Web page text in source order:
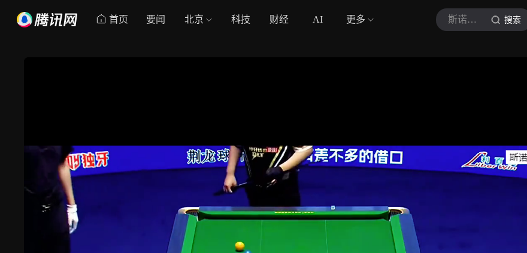
首页 要闻 北京 科技 财经 AI 更多 斯诺克天使 搜索